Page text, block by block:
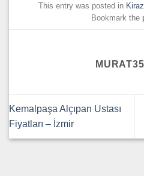
This entry was posted in
Bookmark the
Kemalpaşa Alçıpan Ustası
Fiyatları – İzmir